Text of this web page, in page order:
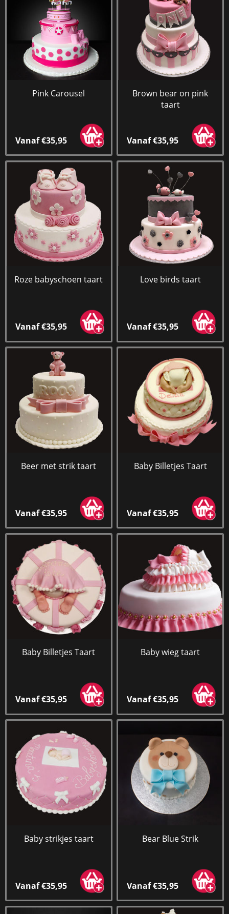
Pink Carousel
Vanaf €35,95
Brown bear on pink
taart
Vanaf €35,95
Roze babyschoen taart
Vanaf €35,95
Love birds taart
Vanaf €35,95
Beer met strik taart
Vanaf €35,95
Baby Billetjes Taart
Vanaf €35,95
Baby Billetjes Taart
Vanaf €35,95
Baby wieg taart
Vanaf €35,95
Baby strikjes taart
Vanaf €35,95
Bear Blue Strik
Vanaf €35,95